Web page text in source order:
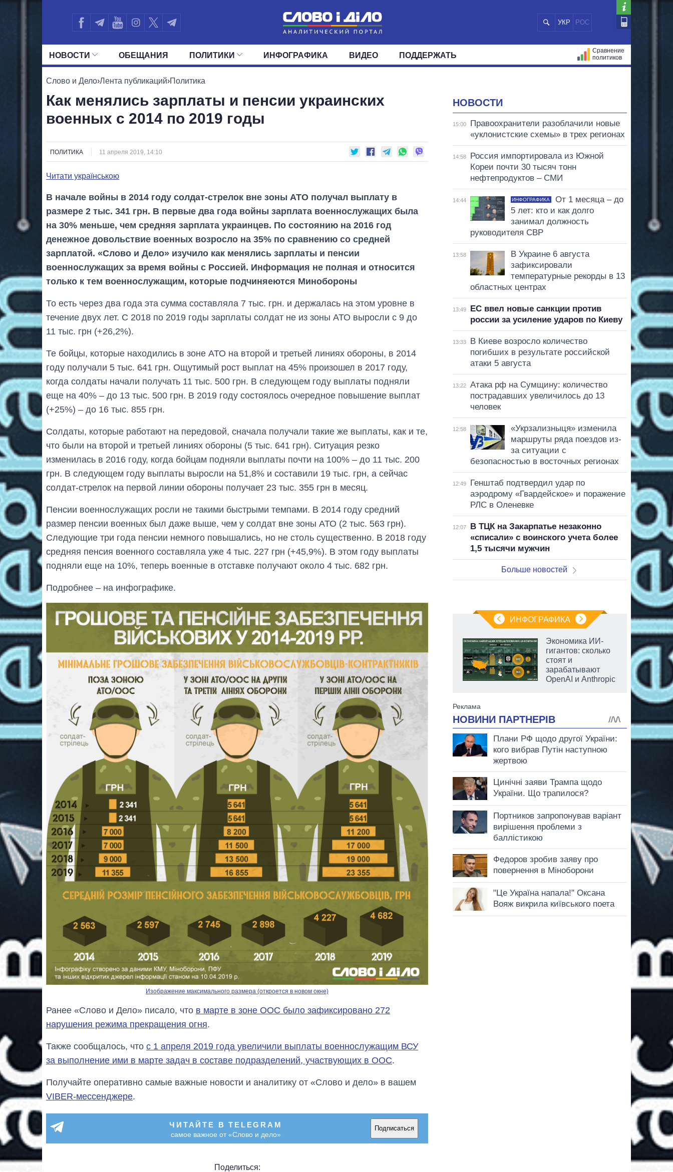
УКР РОС
НОВОСТИ
ПОЛИТИКА ЭКОНОМИКА ОБЩЕСТВО
ОБЕЩАНИЯ ПОЛИТИКИ
ВСЕ ПОЛИТИКИ ПРЕЗИДЕНТ И ОФИС
ДЕПУТАТЫ КОМИТЕТЫ ФРАКЦИИ
ИНФОГРАФИКА ВИДЕО ПОДДЕРЖАТЬ
Сравнение
политиков
Слово и Дело›Лента публикаций›Политика
Как менялись зарплаты и пенсии украинских
военных с 2014 по 2019 годы
ПОЛИТИКА 11 апреля 2019, 14:10
Читати українською
В начале войны в 2014 году солдат-стрелок вне зоны АТО получал выплату в
размере 2 тыс. 341 грн. В первые два года войны зарплата военнослужащих была
на 30% меньше, чем средняя зарплата украинцев. По состоянию на 2016 год
денежное довольствие военных возросло на 35% по сравнению со средней
зарплатой. «Слово и Дело» изучило как менялись зарплаты и пенсии
военнослужащих за время войны с Россией. Информация не полная и относится
только к тем военнослужащим, которые подчиняеются Минобороны
То есть через два года эта сумма составляла 7 тыс. грн. и держалась на этом уровне в
течение двух лет. С 2018 по 2019 годы зарплаты солдат не из зоны АТО выросли с 9 до
11 тыс. грн (+26,2%).
Те бойцы, которые находились в зоне АТО на второй и третьей линиях обороны, в 2014
году получали 5 тыс. 641 грн. Ощутимый рост выплат на 45% произошел в 2017 году,
когда солдаты начали получать 11 тыс. 500 грн. В следующем году выплаты подняли
еще на 40% – до 13 тыс. 500 грн. В 2019 году состоялось очередное повышение выплат
(+25%) – до 16 тыс. 855 грн.
Солдаты, которые работают на передовой, сначала получали такие же выплаты, как и те,
что были на второй и третьей линиях обороны (5 тыс. 641 грн). Ситуация резко
изменилась в 2016 году, когда бойцам подняли выплаты почти на 100% – до 11 тыс. 200
грн. В следующем году выплаты выросли на 51,8% и составили 19 тыс. грн, а сейчас
солдат-стрелок на первой линии обороны получает 23 тыс. 355 грн в месяц.
Пенсии военнослужащих росли не такими быстрыми темпами. В 2014 году средний
размер пенсии военных был даже выше, чем у солдат вне зоны АТО (2 тыс. 563 грн).
Следующие три года пенсии немного повышались, но не столь существенно. В 2018 году
средняя пенсия военного составляла уже 4 тыс. 227 грн (+45,9%). В этом году выплаты
подняли еще на 10%, теперь военные в отставке получают около 4 тыс. 682 грн.
Подробнее – на инфографике.
Изображение максимального размера (откроется в новом окне)
Ранее «Слово и Дело» писало, что в марте в зоне ООС было зафиксировано 272
нарушения режима прекращения огня.
Также сообщалось, что с 1 апреля 2019 года увеличили выплаты военнослужащим ВСУ
за выполнение ими в марте задач в составе подразделений, участвующих в ООС.
Получайте оперативно самые важные новости и аналитику от «Слово и дело» в вашем
VIBER-мессенджере.
ЧИТАЙТЕ В TELEGRAM
самое важное от «Слово и дело»
Подписаться
Поделиться:
НОВОСТИ
15:00
Правоохранители разоблачили новые
«уклонистские схемы» в трех регионах
14:58
Россия импортировала из Южной
Кореи почти 30 тысяч тонн
нефтепродуктов – СМИ
14:44 ИНФОГРАФИКА
От 1 месяца – до
5 лет: кто и как долго
занимал должность
руководителя СВР
13:58
В Украине 6 августа
зафиксировали
температурные рекорды в 13
областных центрах
13:49
ЕС ввел новые санкции против
россии за усиление ударов по Киеву
13:33
В Киеве возросло количество
погибших в результате российской
атаки 5 августа
13:22
Атака рф на Сумщину: количество
пострадавших увеличилось до 13
человек
12:58
«Укрзализныця» изменила
маршруты ряда поездов из-
за ситуации с
безопасностью в восточных регионах
12:49
Генштаб подтвердил удар по
аэродрому «Гвардейское» и поражение
РЛС в Оленевке
12:07
В ТЦК на Закарпатье незаконно
«списали» с воинского учета более
1,5 тысячи мужчин
Больше новостей
ИНФОГРАФИКА
бюджет
Министерства
обороны за 13 лет
войны с россией
Экономика ИИ-
гигантов: сколько
стоят и
зарабатывают
OpenAI и Anthropic